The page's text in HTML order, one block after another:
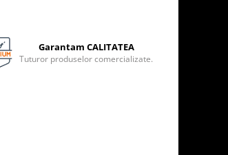
Garantam CALITATEA
Tuturor produselor comercializate.